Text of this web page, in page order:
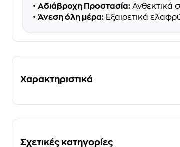
• Αδιάβροχη Προστασία: Ανθεκτικά
• Άνεση όλη μέρα: Εξαιρετικά
Χαρακτηριστικά
Σχετικές κατηγορίες